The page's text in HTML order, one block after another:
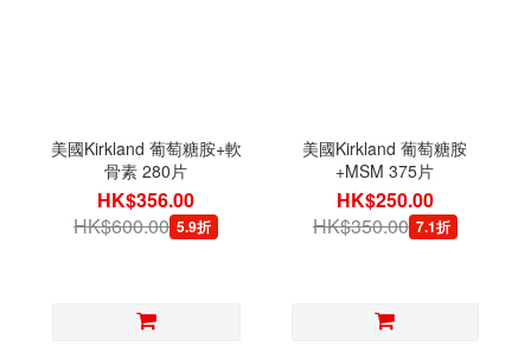
美國Kirkland 葡萄糖胺+軟
骨素 280片
HK$356.00
HK$600.00 5.9折
美國Kirkland 葡萄糖胺
+MSM 375片
HK$250.00
HK$350.00 7.1折